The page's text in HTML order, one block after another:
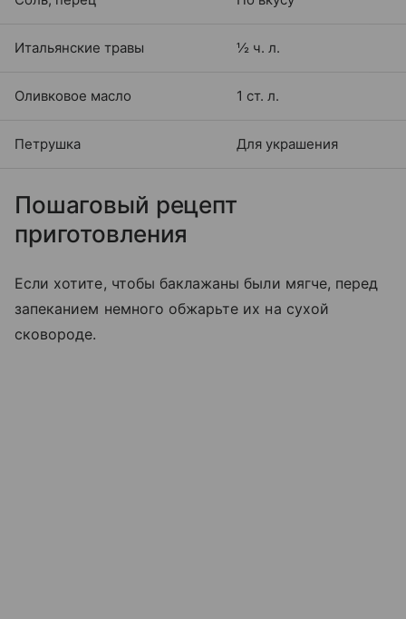
Итальянские травы ½ ч. л.
Оливковое масло 1 ст. л.
Петрушка Для украшения
Пошаговый рецепт
приготовления
Если хотите, чтобы баклажаны были мягче, перед
запеканием немного обжарьте их на сухой
сковороде.